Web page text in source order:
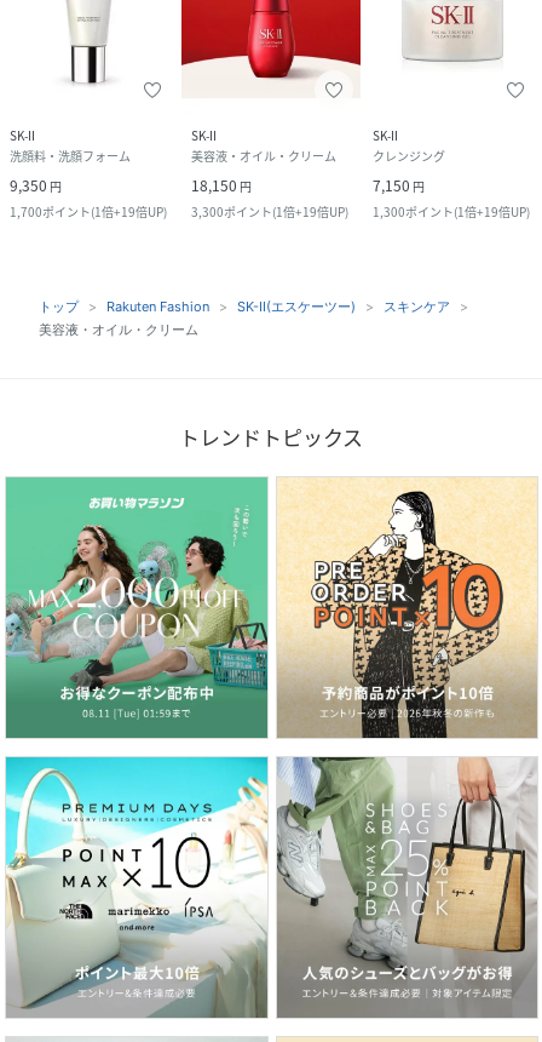
SK-II
洗顔料・洗顔フォーム
9,350 円
1,700ポイント(1倍+19倍UP)
SK-II
美容液・オイル・クリーム
18,150 円
3,300ポイント(1倍+19倍UP)
SK-II
クレンジング
7,150 円
1,300ポイント(1倍+19倍UP)
トップ Rakuten Fashion SK-II(エスケーツー)
スキンケア
美容液・オイル・クリーム
トレンドトピックス